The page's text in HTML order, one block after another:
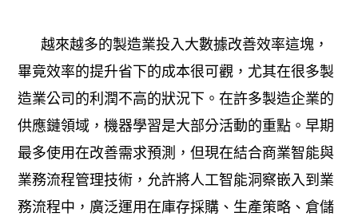
越來越多的製造業投入大數據改善效率這塊，
畢竟效率的提升省下的成本很可觀，尤其在很多製
造業公司的利潤不高的狀況下。在許多製造企業的
供應鏈領域，機器學習是大部分活動的重點。早期
最多使用在改善需求預測，但現在結合商業智能與
業務流程管理技術，允許將人工智能洞察嵌入到業
務流程中，廣泛運用在庫存採購、生產策略、倉儲